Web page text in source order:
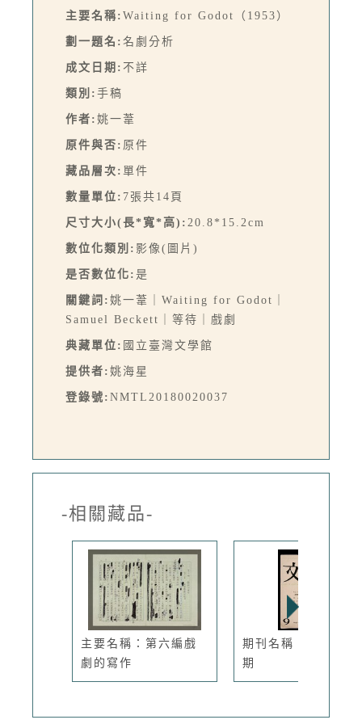
主要名稱: Waiting for Godot（1953）
劃一題名: 名劇分析
成文日期: 不詳
類別: 手稿
作者: 姚一葦
原件與否: 原件
藏品層次: 單件
數量單位: 7張共14頁
尺寸大小(長*寬*高): 20.8*15.2cm
數位化類別: 影像(圖片)
是否數位化: 是
關鍵詞: 姚一葦｜Waiting for Godot｜
Samuel Beckett｜等待｜戲劇
典藏單位: 國立臺灣文學館
提供者: 姚海星
登錄號: NMTL20180020037
-相關藏品-
主要名稱：第六編戲
劇的寫作
期刊名稱：文學季刊
期